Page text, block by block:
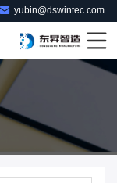
yubin@dswintec.com